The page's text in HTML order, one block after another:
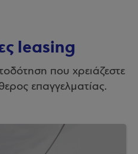
leasing
που χρειάζεστε
επαγγελματίας.